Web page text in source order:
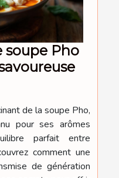
soupe Pho
de la soupe Pho,
pour ses arômes
parfait entre
comment une
de génération